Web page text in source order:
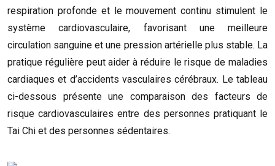
respiration profonde et le mouvement continu stimulent le
système cardiovasculaire, favorisant une meilleure
circulation sanguine et une pression artérielle plus stable. La
pratique régulière peut aider à réduire le risque de maladies
cardiaques et d’accidents vasculaires cérébraux. Le tableau
ci-dessous présente une comparaison des facteurs de
risque cardiovasculaires entre des personnes pratiquant le
Tai Chi et des personnes sédentaires.